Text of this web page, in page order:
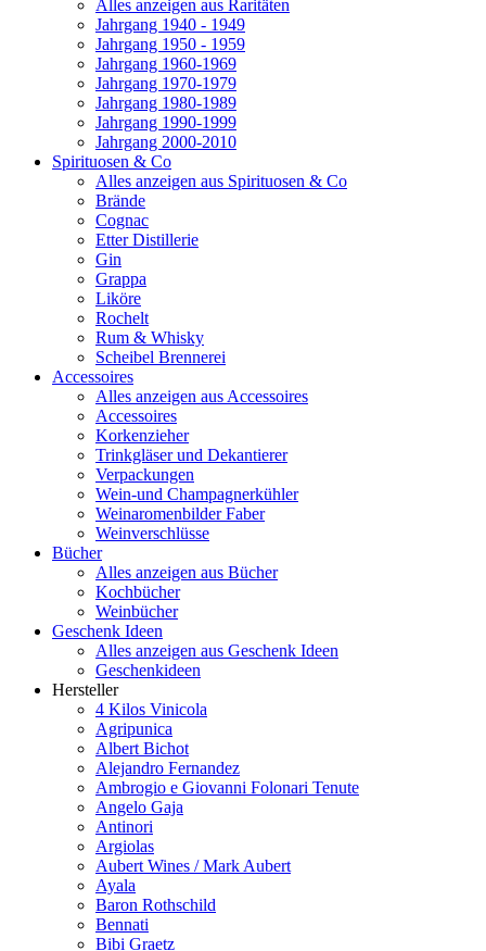
Alles anzeigen aus Raritäten
Jahrgang 1940 - 1949
Jahrgang 1950 - 1959
Jahrgang 1960-1969
Jahrgang 1970-1979
Jahrgang 1980-1989
Jahrgang 1990-1999
Jahrgang 2000-2010
Spirituosen & Co
Alles anzeigen aus Spirituosen & Co
Brände
Cognac
Etter Distillerie
Gin
Grappa
Liköre
Rochelt
Rum & Whisky
Scheibel Brennerei
Accessoires
Alles anzeigen aus Accessoires
Accessoires
Korkenzieher
Trinkgläser und Dekantierer
Verpackungen
Wein-und Champagnerkühler
Weinaromenbilder Faber
Weinverschlüsse
Bücher
Alles anzeigen aus Bücher
Kochbücher
Weinbücher
Geschenk Ideen
Alles anzeigen aus Geschenk Ideen
Geschenkideen
Hersteller
4 Kilos Vinicola
Agripunica
Albert Bichot
Alejandro Fernandez
Ambrogio e Giovanni Folonari Tenute
Angelo Gaja
Antinori
Argiolas
Aubert Wines / Mark Aubert
Ayala
Baron Rothschild
Bennati
Bibi Graetz